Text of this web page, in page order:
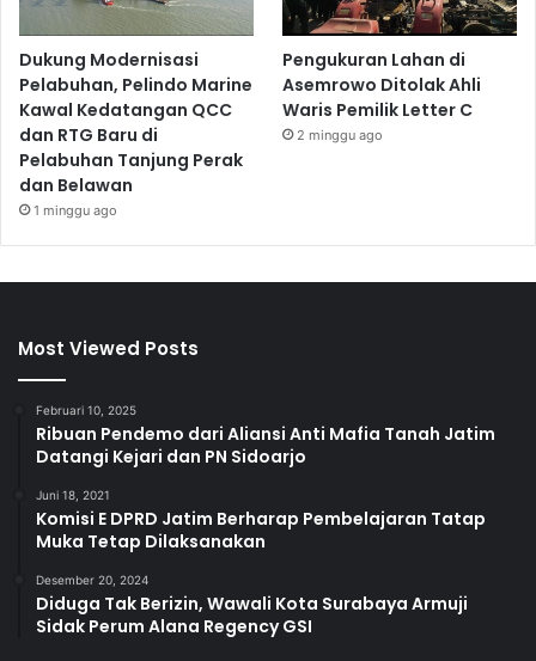
Dukung Modernisasi
Pelabuhan, Pelindo Marine
Kawal Kedatangan QCC
dan RTG Baru di
Pelabuhan Tanjung Perak
dan Belawan
1 minggu ago
Pengukuran Lahan di
Asemrowo Ditolak Ahli
Waris Pemilik Letter C
2 minggu ago
Most Viewed Posts
Februari 10, 2025
Ribuan Pendemo dari Aliansi Anti Mafia Tanah Jatim
Datangi Kejari dan PN Sidoarjo
Juni 18, 2021
Komisi E DPRD Jatim Berharap Pembelajaran Tatap
Muka Tetap Dilaksanakan
Desember 20, 2024
Diduga Tak Berizin, Wawali Kota Surabaya Armuji
Sidak Perum Alana Regency GSI